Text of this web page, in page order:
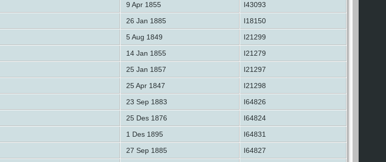
9 Apr 1855
I43093
26 Jan 1885
I18150
5 Aug 1849
I21299
14 Jan 1855
I21279
25 Jan 1857
I21297
25 Apr 1847
I21298
23 Sep 1883
I64826
25 Des 1876
I64824
1 Des 1895
I64831
27 Sep 1885
I64827